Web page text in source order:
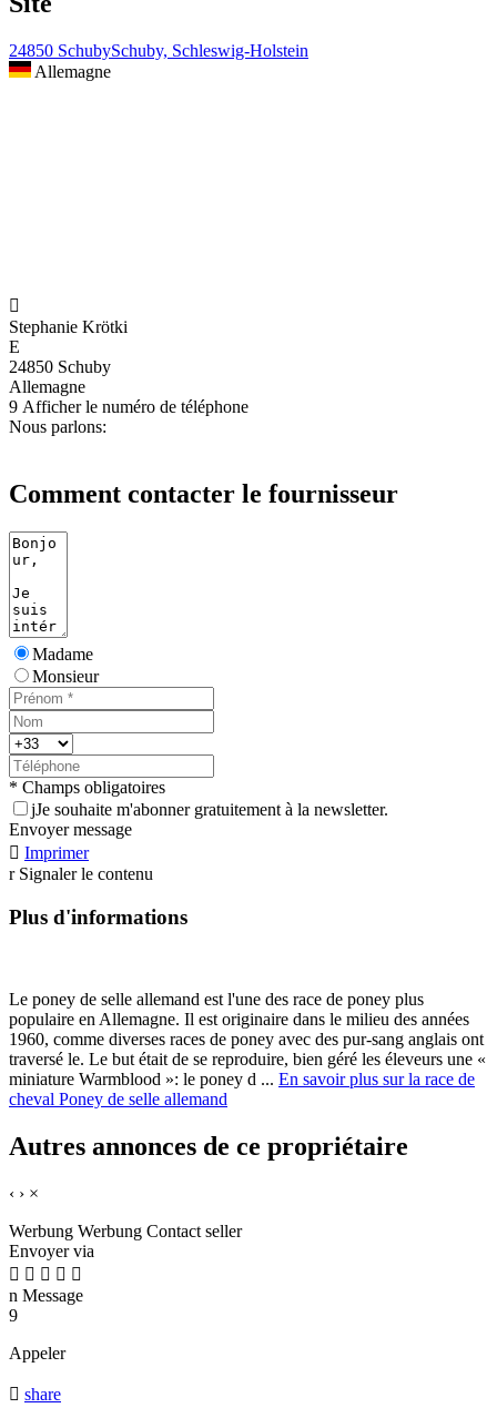
24850 SchubySchuby, Schleswig-Holstein
Allemagne

Stephanie Krötki
E
24850 Schuby
Allemagne
9 Afficher le numéro de téléphone
Nous parlons:
Comment contacter le fournisseur
Madame
Monsieur
* Champs obligatoires
jJe souhaite m'abonner gratuitement à la newsletter.
Envoyer message
 Imprimer
r Signaler le contenu
Plus d'informations
Le poney de selle allemand est l'une des race de poney plus
populaire en Allemagne. Il est originaire dans le milieu des années
1960, comme diverses races de poney avec des pur-sang anglais ont
traversé le. Le but était de se reproduire, bien géré les éleveurs une «
miniature Warmblood »: le poney d ... En savoir plus sur la race de
cheval Poney de selle allemand
Autres annonces de ce propriétaire
‹ › ×
Werbung Werbung Contact seller
Envoyer via
    
n Message
9
Appeler
 share